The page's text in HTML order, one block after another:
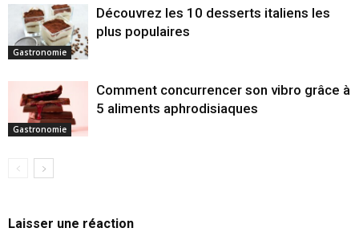
Gastronomie
Découvrez les 10 desserts italiens les
plus populaires
Gastronomie
Comment concurrencer son vibro grâce à
5 aliments aphrodisiaques
Laisser une réaction